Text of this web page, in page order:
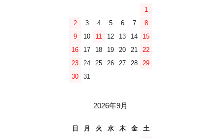
1
2
3 4 5 6 7
8
9
10 11 12 13 14
15
16
17 18 19 20 21
22
23
24 25 26 27 28
29
30
31
2026年9月
日 月 火 水 木 金
土